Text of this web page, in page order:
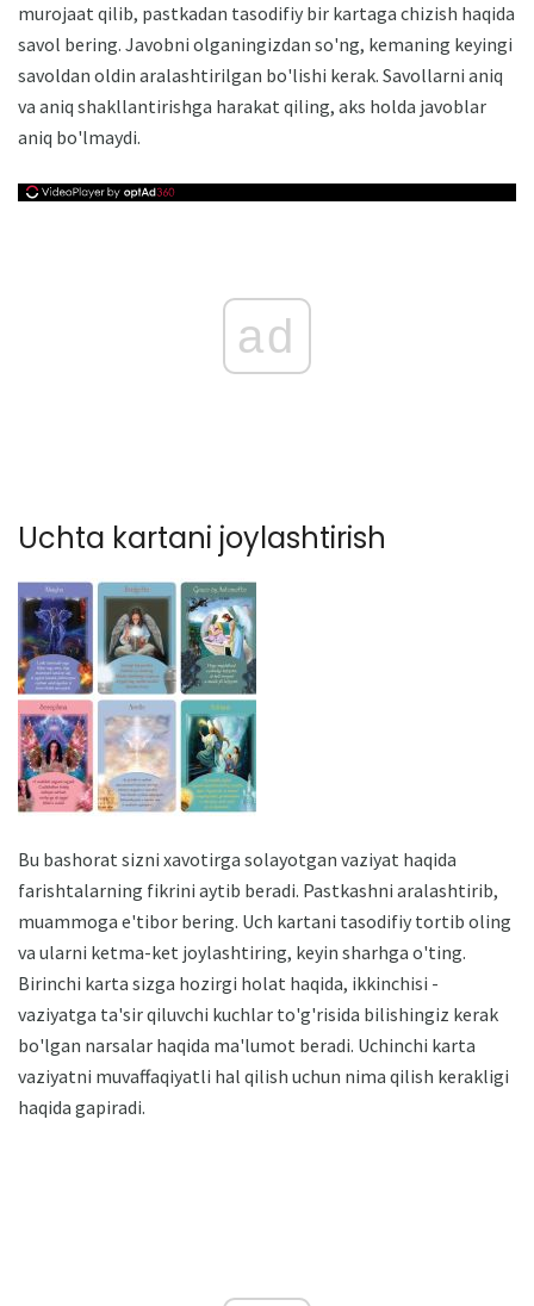
murojaat qilib, pastkadan tasodifiy bir kartaga chizish haqida
savol bering. Javobni olganingizdan so'ng, kemaning keyingi
savoldan oldin aralashtirilgan bo'lishi kerak. Savollarni aniq
va aniq shakllantirishga harakat qiling, aks holda javoblar
aniq bo'lmaydi.
ad
Uchta kartani joylashtirish
Bu bashorat sizni xavotirga solayotgan vaziyat haqida
farishtalarning fikrini aytib beradi. Pastkashni aralashtirib,
muammoga e'tibor bering. Uch kartani tasodifiy tortib oling
va ularni ketma-ket joylashtiring, keyin sharhga o'ting.
Birinchi karta sizga hozirgi holat haqida, ikkinchisi -
vaziyatga ta'sir qiluvchi kuchlar to'g'risida bilishingiz kerak
bo'lgan narsalar haqida ma'lumot beradi. Uchinchi karta
vaziyatni muvaffaqiyatli hal qilish uchun nima qilish kerakligi
haqida gapiradi.